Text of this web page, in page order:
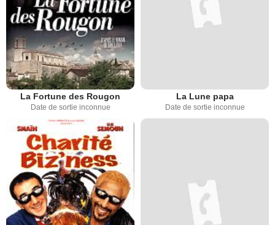
La Fortune des Rougon
Date de sortie inconnue
La Lune papa
Date de sortie inconnue